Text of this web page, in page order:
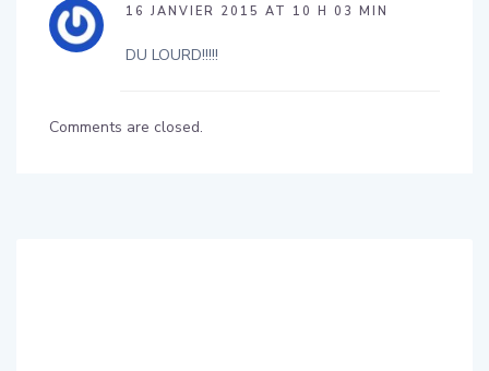
16 JANVIER 2015 AT 10 H 03 MIN
DU LOURD!!!!!
Comments are closed.